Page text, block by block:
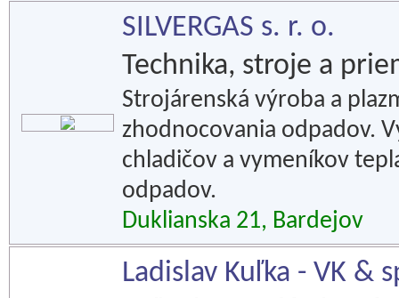
SILVERGAS s. r. o.
Technika, stroje a
Strojárenská výroba a
zhodnocovania odpadov.
chladičov a vymeníkov
odpadov.
Duklianska 21, Bardejov
Ladislav Kuľka - VK &